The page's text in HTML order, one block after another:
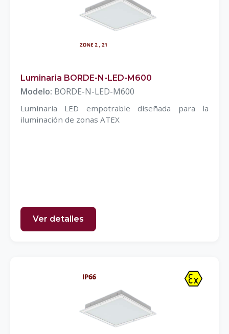
Luminaria BORDE-N-LED-M600
Modelo: BORDE-N-LED-M600
Luminaria LED empotrable diseñada para la
iluminación de zonas ATEX
Ver detalles